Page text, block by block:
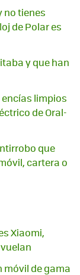
no tienes
de Polar es
y que han
limpios
de Oral-
que
cartera o
Xiaomi,
móvil de gama